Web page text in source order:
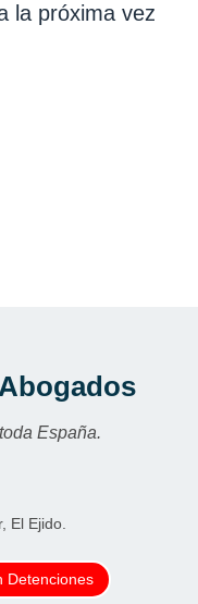
la próxima vez
España.
El Ejido.
Detenciones